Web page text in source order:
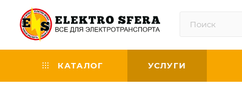
КАТАЛОГ УСЛУГИ